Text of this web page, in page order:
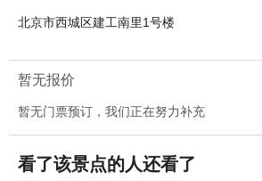
北京市西城区建工南里1号楼
暂无报价
暂无门票预订，我们正在努力补充
看了该景点的人还看了